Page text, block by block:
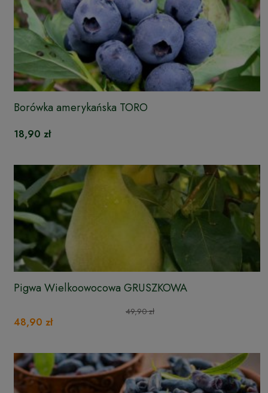
Borówka amerykańska TORO
18,90 zł
Pigwa Wielkoowocowa GRUSZKOWA
49,90 zł
48,90 zł